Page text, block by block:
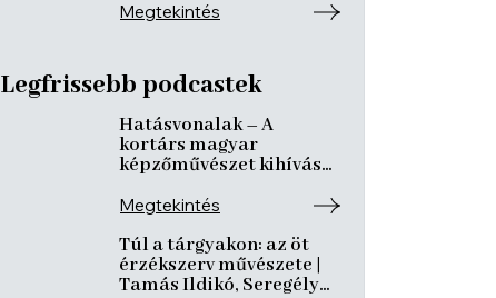
Megtekintés
Legfrissebb podcastek
Hatásvonalak – A
kortárs magyar
képzőművészet kihívásai
László Koppány, Reining
Megtekintés
Túl a tárgyakon: az öt
érzékszerv művészete |
Tamás Ildikó, Seregély